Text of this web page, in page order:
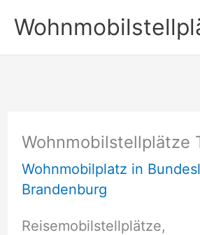
Inhalt
springen
Wohnmobilstellplätze
Wohnmobilplatz in
Brandenburg
Reisemobilstellplätze,